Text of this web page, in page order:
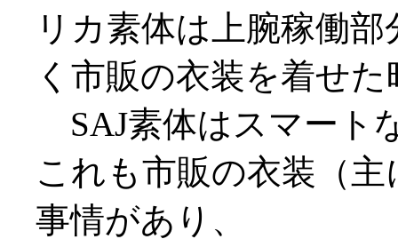
リカ素体は上腕稼働
く市販の衣装を着せ
SAJ素体はスマート
これも市販の衣装（
事情があり、